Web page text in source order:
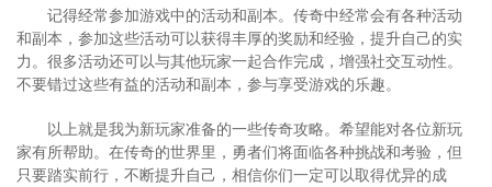
记得经常参加游戏中的活动和副本。传奇中经常会有各种活动
和副本，参加这些活动可以获得丰厚的奖励和经验，提升自己的实
力。很多活动还可以与其他玩家一起合作完成，增强社交互动性。
不要错过这些有益的活动和副本，参与享受游戏的乐趣。
以上就是我为新玩家准备的一些传奇攻略。希望能对各位新玩
家有所帮助。在传奇的世界里，勇者们将面临各种挑战和考验，但
只要踏实前行，不断提升自己，相信你们一定可以取得优异的成